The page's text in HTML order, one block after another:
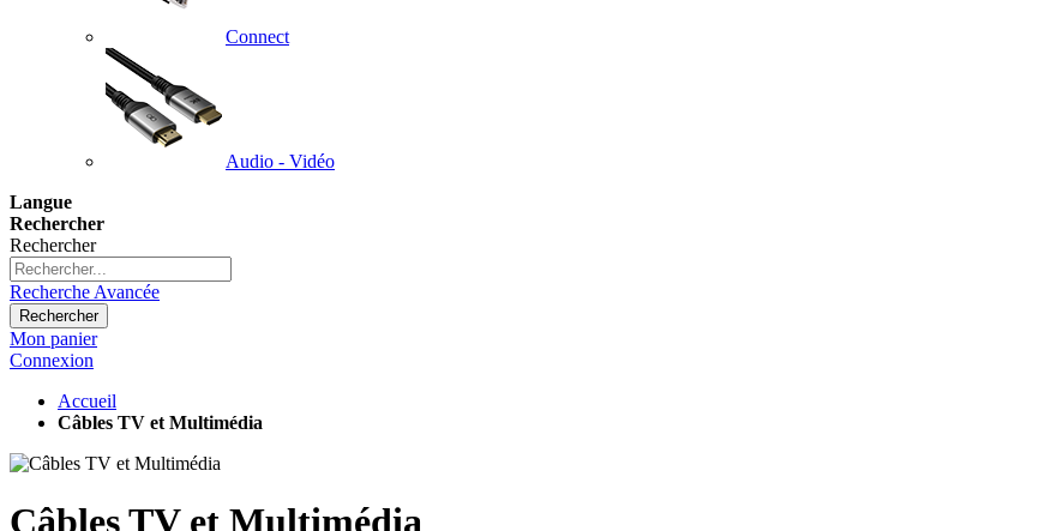
Connect
Audio - Vidéo
Langue
Rechercher
Rechercher
Recherche Avancée
Rechercher
Mon panier
Connexion
Accueil
Câbles TV et Multimédia
Câbles TV et Multimédia